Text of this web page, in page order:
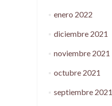
enero 2022
diciembre 2021
noviembre 2021
octubre 2021
septiembre 2021